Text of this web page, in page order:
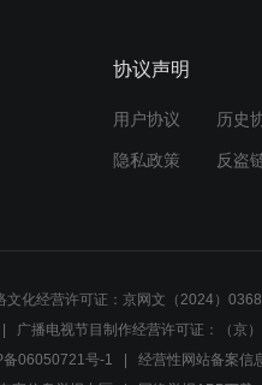
协议声明
用户协议 历史
隐私政策 反盗
文化经营许可证：京网文（2024）
广播电视节目制作经营许可证：（京
备06050721号-1 经营性网站备案信